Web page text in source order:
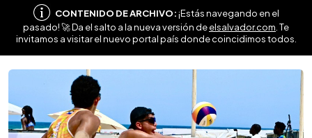
CONTENIDO DE ARCHIVO:¡Estás navegando en el
pasado! 🚀 Da el salto a la nueva versión deelsalvador.com . Te
invitamos a visitar el nuevo portal país donde coincidimos todos.